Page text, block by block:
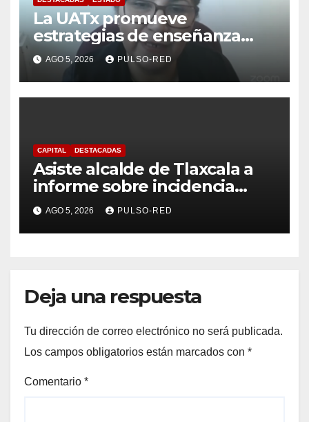
La UATx promueve
estrategias de enseñanza
centradas en el contexto de
sus estudiantes
AGO 5, 2026 PULSO-RED
CAPITAL DESTACADAS
Asiste alcalde de Tlaxcala a
informe sobre incidencia
delictiva refrenda trabajo
coordinado
AGO 5, 2026 PULSO-RED
Deja una respuesta
Tu dirección de correo electrónico no será publicada.
Los campos obligatorios están marcados con *
Comentario *